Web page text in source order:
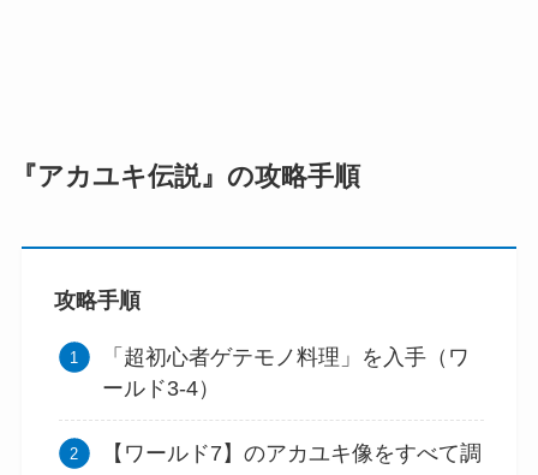
『アカユキ伝説』の攻略手順
攻略手順
「超初心者ゲテモノ料理」を入手（ワ
ールド3-4）
【ワールド7】のアカユキ像をすべて調